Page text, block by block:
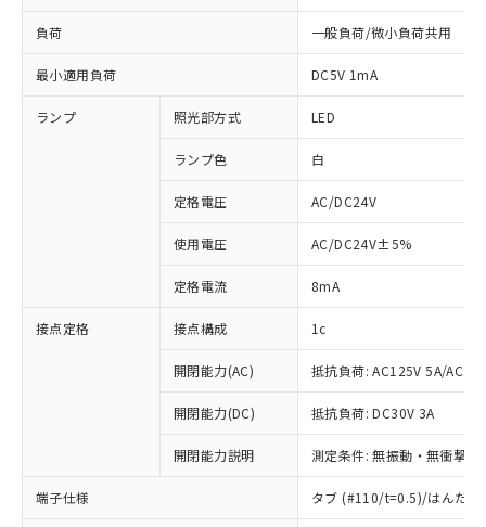
負荷 一般負荷/微小負荷共用
最小適用負荷 DC5V 1mA
ランプ 照光部方式 LED
ランプ色 白
定格電圧 AC/DC24V
使用電圧 AC/DC24V±5%
定格電流 8mA
接点定格 接点構成 1c
開閉能力(AC) 抵抗負荷: AC125V 5A/
開閉能力(DC) 抵抗負荷: DC30V 3A
開閉能力説明 測定条件: 無振動・無衝撃
端子仕様 タブ (#110/t=0.5)/はんだづ
※1 対応状況